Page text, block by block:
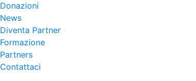
Donazioni
News
Diventa Partner
Formazione
Partners
Contattaci